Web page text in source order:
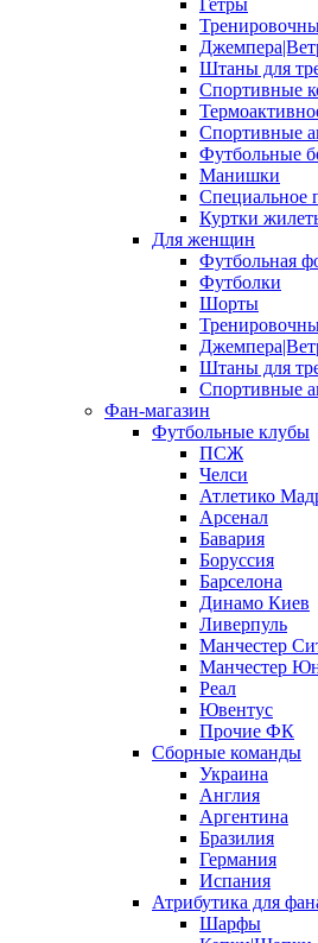
Гетры
Штаны для
Спортивные
Спортивные
Футбольные
Манишки
Специальное
Куртки
Для женщин
Футбольная
Футболки
Шорты
Штаны для
Спортивные
Фан-магазин
Футбольные клубы
ПСЖ
Челси
Атлетико
Арсенал
Бавария
Боруссия
Барселона
Динамо Киев
Ливерпуль
Манчестер
Манчестер
Реал
Ювентус
Прочие ФК
Сборные команды
Украина
Англия
Аргентина
Бразилия
Германия
Испания
Атрибутика для
Шарфы